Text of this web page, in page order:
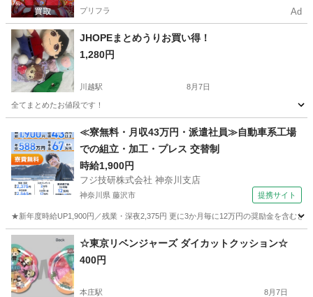
プリフラ Ad
JHOPEまとめうりお買い得！
1,280円
川越駅 8月7日
全てまとめたお値段です！
川越駅 その他
≪寮無料・月収43万円・派遣社員≫自動車系工場
での組立・加工・プレス 交替制
時給1,900円
フジ技研株式会社 神奈川支店
神奈川県 藤沢市 提携サイト
★新年度時給UP1,900円／残業・深夜2,375円 更に3か月毎に12万円の奨励金を含む
神奈川 藤沢市 その他
☆東京リベンジャーズ ダイカットクッション☆
400円
本庄駅 8月7日